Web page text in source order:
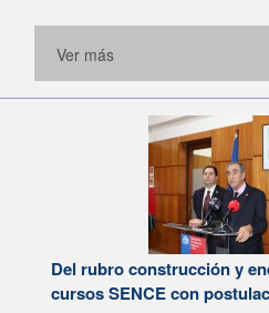
Ver más
Del rubro construcción y
cursos SENCE con